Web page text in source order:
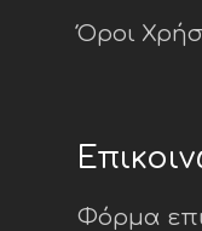
Όροι
Φόρμα